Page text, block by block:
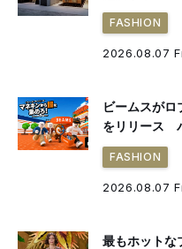
FASHION
2026.08.07
ビームスがロ
をリリース
FASHION
2026.08.07
最もホット